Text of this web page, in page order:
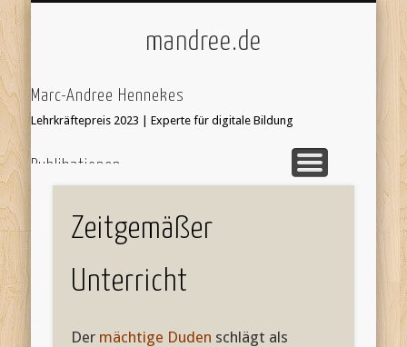
mandree.de
Marc-Andree Hennekes
Lehrkräftepreis 2023 | Experte für digitale Bildung
Publikationen
Bildersuche
webcoach. Lehrerband
Fremdsprachenunterricht'
Zeitgemäßer
Unterricht
Der mächtige Duden schlägt als